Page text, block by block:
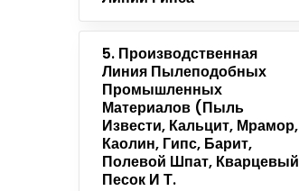
5. Производственная
Линия Пылеподобных
Промышленных
Материалов (пыль
Извести, Кальцит, Мрамор,
Каолин, Гипс, Барит,
Полевой Шпат, Кварцевый
Песок И Т.